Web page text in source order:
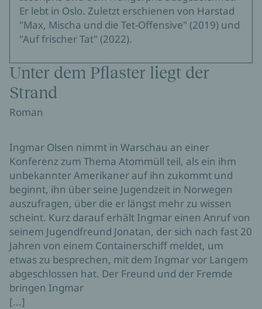
Er lebt in Oslo. Zuletzt erschienen von Harstad
"Max, Mischa und die Tet-Offensive" (2019) und
"Auf frischer Tat" (2022).
Unter dem Pflaster liegt der
Strand
Roman
Ingmar Olsen nimmt in Warschau an einer
Konferenz zum Thema Atommüll teil, als ein ihm
unbekannter Amerikaner auf ihn zukommt und
beginnt, ihn über seine Jugendzeit in Norwegen
auszufragen, über die er längst mehr zu wissen
scheint. Kurz darauf erhält Ingmar einen Anruf von
seinem Jugendfreund Jonatan, der sich nach fast 20
Jahren von einem Containerschiff meldet, um
etwas zu besprechen, mit dem Ingmar vor Langem
abgeschlossen hat. Der Freund und der Fremde
bringen Ingmar
[...]